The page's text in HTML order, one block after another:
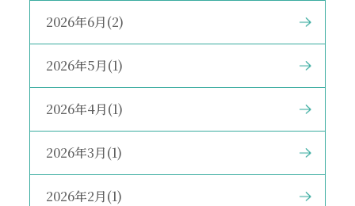
2026年6月(2)
2026年5月(1)
2026年4月(1)
2026年3月(1)
2026年2月(1)